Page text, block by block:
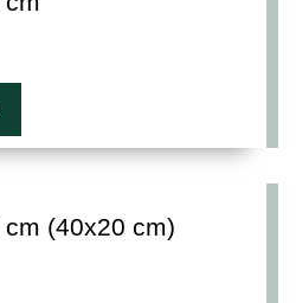
(40x20 cm)